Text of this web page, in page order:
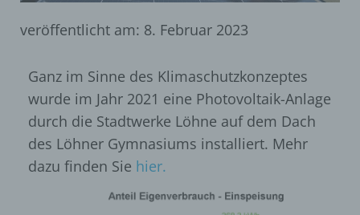
veröffentlicht am: 8. Februar 2023
Ganz im Sinne des Klimaschutzkonzeptes
wurde im Jahr 2021 eine Photovoltaik-Anlage
durch die Stadtwerke Löhne auf dem Dach
des Löhner Gymnasiums installiert. Mehr
dazu finden Sie hier.